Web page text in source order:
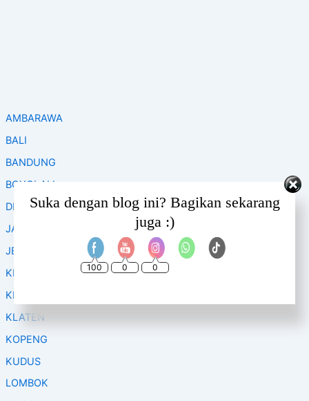
AMBARAWA
BALI
BANDUNG
BOYOLALI
DIENG – WONOSOBO
JAKARTA
JEPARA
KEDIRI
KENDAL
KLATEN
KOPENG
KUDUS
LOMBOK
Suka dengan blog ini? Bagikan sekarang
juga :)
100 0
Set Youtube Channel ID
0